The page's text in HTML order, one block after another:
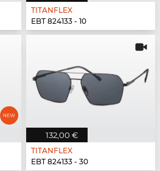
TITANFLEX
EBT 824133 - 10
132,00 €
TITANFLEX
EBT 824133 - 30